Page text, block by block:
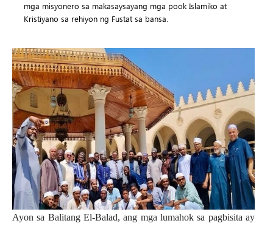
mga misyonero sa makasaysayang mga pook Islamiko at
Kristiyano sa rehiyon ng Fustat sa bansa.
Ayon sa Balitang El-Balad, ang mga lumahok sa pagbisita ay